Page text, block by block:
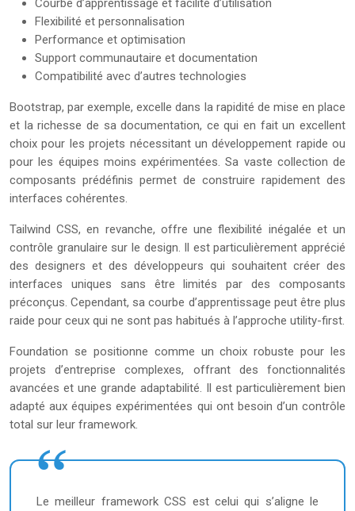
Courbe d’apprentissage et facilité d’utilisation
Flexibilité et personnalisation
Performance et optimisation
Support communautaire et documentation
Compatibilité avec d’autres technologies
Bootstrap, par exemple, excelle dans la rapidité de mise en place
et la richesse de sa documentation, ce qui en fait un excellent
choix pour les projets nécessitant un développement rapide ou
pour les équipes moins expérimentées. Sa vaste collection de
composants prédéfinis permet de construire rapidement des
interfaces cohérentes.
Tailwind CSS, en revanche, offre une flexibilité inégalée et un
contrôle granulaire sur le design. Il est particulièrement apprécié
des designers et des développeurs qui souhaitent créer des
interfaces uniques sans être limités par des composants
préconçus. Cependant, sa courbe d’apprentissage peut être plus
raide pour ceux qui ne sont pas habitués à l’approche utility-first.
Foundation se positionne comme un choix robuste pour les
projets d’entreprise complexes, offrant des fonctionnalités
avancées et une grande adaptabilité. Il est particulièrement bien
adapté aux équipes expérimentées qui ont besoin d’un contrôle
total sur leur framework.
Le meilleur framework CSS est celui qui s’aligne le